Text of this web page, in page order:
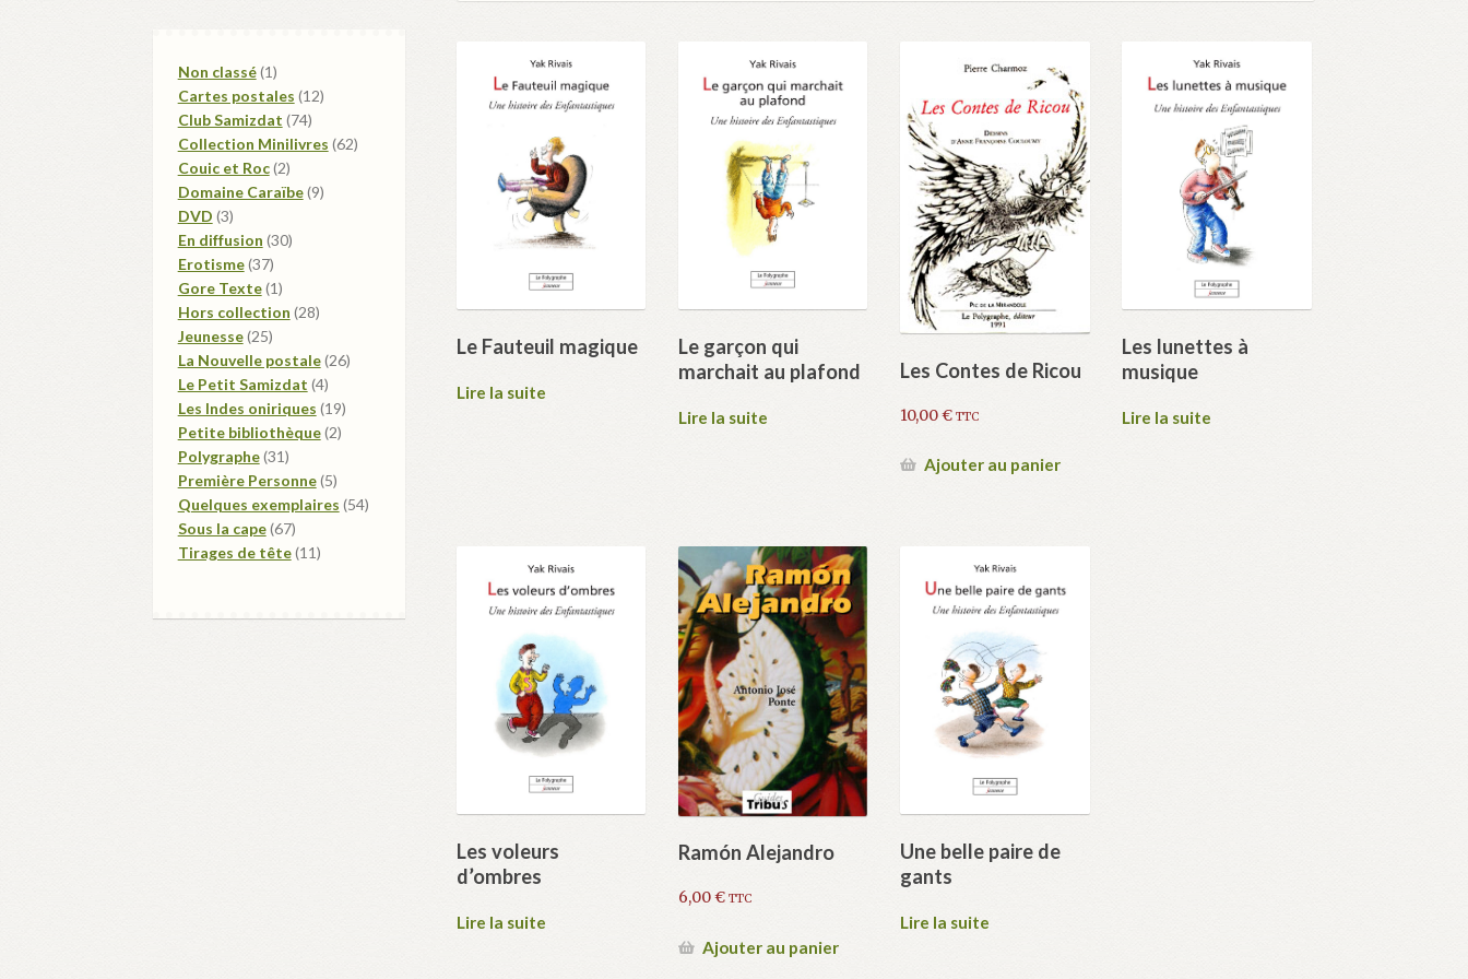
Le Fauteuil magique
Lire la suite
Le garçon qui
marchait au plafond
Lire la suite
Les Contes de Ricou
10,00€ TTC
Ajouter au panier
Les lunettes à
musique
Lire la suite
Les voleurs
d’ombres
Lire la suite
Ramón Alejandro
6,00€ TTC
Ajouter au panier
Une belle paire de
gants
Lire la suite
Non classé 11
produit
Cartes postales 1212
Club Samizdat 7474
produits
Collection Minilivres 6262
Couic et Roc 22
produits
Domaine Caraïbe 99
DVD 33
produits
En diffusion 3030
Erotisme 3737
produits
Gore Texte 11
produit
Hors collection 2828
Jeunesse 2525
produits
La Nouvelle postale 2626
Le Petit Samizdat 44
produits
Les Indes oniriques 1919
produits
Petite bibliothèque 22
Polygraphe 3131
produits
Première Personne 55
produits
Quelques exemplaires 5454
Sous la cape 6767
produits
Tirages de tête 1111